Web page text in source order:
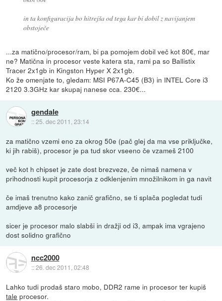
in ta konfiguracija bo hitrejša od tega kar bi dobil z navijanjem
obstoječe
...za matično/procesor/ram, bi pa pomojem dobil več kot 80€, mar
ne? Matična in procesor veste katera sta, rami pa so Ballistix
Tracer 2x1gb in Kingston Hyper X 2x1gb.
Ko že omenjate to, gledam: MSI P67A-C45 (B3) in INTEL Core i3
2120 3.3GHz kar skupaj nanese cca. 230€...
gendale
::25. dec 2011, 23:14
za matično vzemi eno za okrog 50e (pač glej da ma vse priključke,
ki jih rabiš), procesor je pa tud skor vseeno če vzameš 2100
več kot h chipset je zate dost brezveze, če nimaš namena v
prihodnosti kupit procesorja z odklenjenim množilnikom in ga navit
če imaš trenutno kako zanič grafično, se ti splača pogledat tudi
amdjeve a8 procesorje
sicer je procesor malo slabši in dražji od i3, ampak ima vgrajeno
dost solidno grafično
ncc2000
::26. dec 2011, 02:48
Lahko tudi prodaš staro mobo, DDR2 rame in procesor ter kupiš
tale procesor.